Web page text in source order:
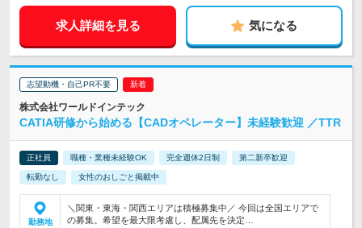
求人詳細を見る 気になる
志望動機・自己PR不要
株式会社ワールドインテック
CATIA研修から始める【CADオペレーター】未経験歓迎 ／TTR
正社員 職種・業種未経験OK 完全週休2日制 第二新卒歓迎
転勤なし 女性のおしごと掲載中
勤務地
＼関東・東海・関西エリアは積極募集中／ 今回は全国エリアで
の募集。希望を最大限考慮し、配属先を決定…